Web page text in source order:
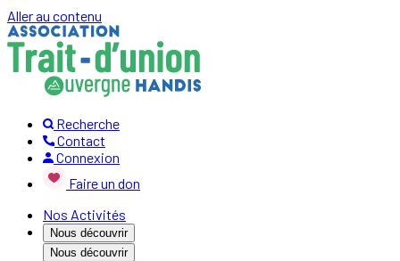
Aller au contenu
Recherche
Contact
Connexion
Faire un don
Nos Activités
Nous découvrir
Nous découvrir